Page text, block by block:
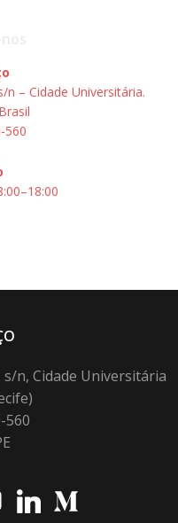
n – Cidade Universitária.
560
n, Cidade Universitária
560